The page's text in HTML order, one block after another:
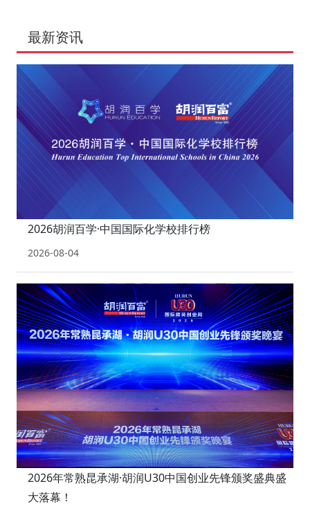
最新资讯
2026胡润百学·中国国际化学校排行榜
2026-08-04
2026年常熟昆承湖·胡润U30中国创业先锋颁奖盛典盛
大落幕！